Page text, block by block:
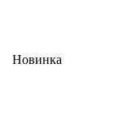
Новинка